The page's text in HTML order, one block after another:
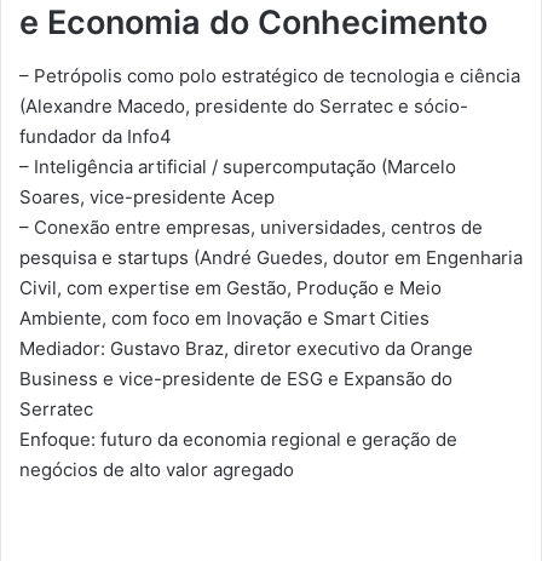
e Economia do Conhecimento
– Petrópolis como polo estratégico de tecnologia e ciência
(Alexandre Macedo, presidente do Serratec e sócio-
fundador da Info4
– Inteligência artificial / supercomputação (Marcelo
Soares, vice-presidente Acep
– Conexão entre empresas, universidades, centros de
pesquisa e startups (André Guedes, doutor em Engenharia
Civil, com expertise em Gestão, Produção e Meio
Ambiente, com foco em Inovação e Smart Cities
Mediador: Gustavo Braz, diretor executivo da Orange
Business e vice-presidente de ESG e Expansão do
Serratec
Enfoque: futuro da economia regional e geração de
negócios de alto valor agregado